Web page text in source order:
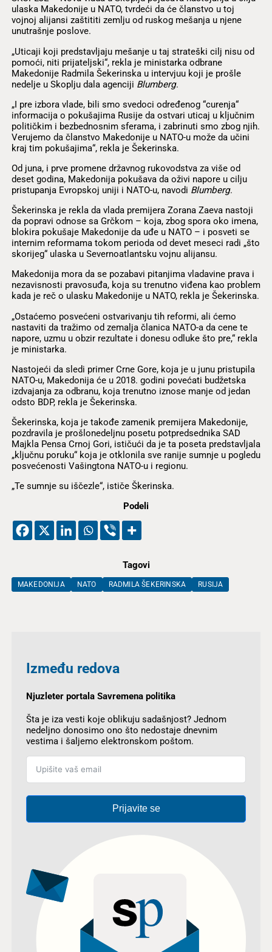
ulaska Makedonije u NATO, tvrdeći da će članstvo u toj
vojnoj alijansi zaštititi zemlju od ruskog mešanja u njene
unutrašnje poslove.
„Uticaji koji predstavljaju mešanje u taj strateški cilj nisu od
pomoći, niti prijateljski“, rekla je ministarka odbrane
Makedonije Radmila Šekerinska u intervjuu koji je prošle
nedelje u Skoplju dala agenciji Blumberg.
„I pre izbora vlade, bili smo svedoci određenog “curenja“
informacija o pokušajima Rusije da ostvari uticaj u ključnim
političkim i bezbednosnim sferama, i zabrinuti smo zbog njih.
Verujemo da članstvo Makedonije u NATO-u može da učini
kraj tim pokušajima“, rekla je Šekerinska.
Od juna, i prve promene državnog rukovodstva za više od
deset godina, Makedonija pokušava da oživi napore u cilju
pristupanja Evropskoj uniji i NATO-u, navodi Blumberg.
Šekerinska je rekla da vlada premijera Zorana Zaeva nastoji
da popravi odnose sa Grčkom – koja, zbog spora oko imena,
blokira pokušaje Makedonije da uđe u NATO – i posveti se
internim reformama tokom perioda od devet meseci radi „što
skorijeg“ ulaska u Severnoatlantsku vojnu alijansu.
Makedonija mora da se pozabavi pitanjima vladavine prava i
nezavisnosti pravosuđa, koja su trenutno viđena kao problem
kada je reč o ulasku Makedonije u NATO, rekla je Šekerinska.
„Ostaćemo posvećeni ostvarivanju tih reformi, ali ćemo
nastaviti da tražimo od zemalja članica NATO-a da cene te
napore, uzmu u obzir rezultate i donesu odluke što pre,“ rekla
je ministarka.
Nastojeći da sledi primer Crne Gore, koja je u junu pristupila
NATO-u, Makedonija će u 2018. godini povećati budžetska
izdvajanja za odbranu, koja trenutno iznose manje od jedan
odsto BDP, rekla je Šekerinska.
Šekerinska, koja je takođe zamenik premijera Makedonije,
pozdravila je prošlonedeljnu posetu potpredsednika SAD
Majkla Pensa Crnoj Gori, ističući da je ta poseta predstavljala
„ključnu poruku“ koja je otklonila sve ranije sumnje u pogledu
posvećenosti Vašingtona NATO-u i regionu.
„Te sumnje su iščezle“, ističe Škerinska.
Podeli
Tagovi
MAKEDONIJA NATO RADMILA ŠEKERINSKA RUSIJA
Između redova
Njuzleter portala Savremena politika
Šta je iza vesti koje oblikuju sadašnjost? Jednom
nedeljno donosimo ono što nedostaje dnevnim
vestima i šaljemo elektronskom poštom.
Prijavite se